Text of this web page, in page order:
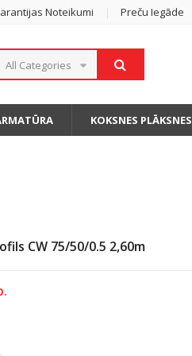
Noteikumi Preču Iegāde
All Categories
KOKSNES PLĀKSNES
CW 75/50/0.5 2,60m